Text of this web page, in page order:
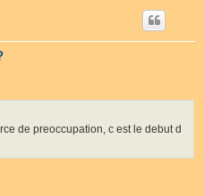
de preoccupation, c est le debut d